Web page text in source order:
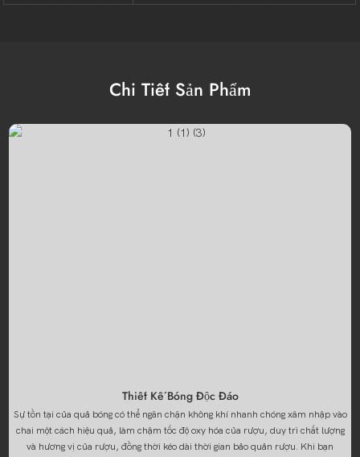
Chi Tiết Sản Phẩm
Thiết Kế Bóng Độc Đáo
Sự tồn tại của quả bóng có thể ngăn chặn không khí nhanh chóng xâm nhập vào
chai một cách hiệu quả, làm chậm tốc độ oxy hóa của rượu, duy trì chất lượng
và hương vị của rượu, đồng thời kéo dài thời gian bảo quản rượu. Khi bạn